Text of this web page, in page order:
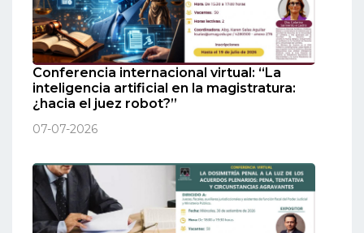
Conferencia internacional virtual: “La
inteligencia artificial en la magistratura:
¿hacia el juez robot?”
07-07-2026